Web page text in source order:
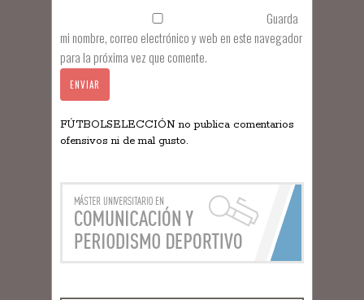
Guarda
mi nombre, correo electrónico y web en este navegador
para la próxima vez que comente.
FÚTBOLSELECCIÓN no publica comentarios
ofensivos ni de mal gusto.